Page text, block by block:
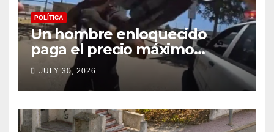
POLÍTICA
Un hombre enloquecido
paga el precio máximo
después de llevar un cuchillo
a un tiroteo con agentes del
condado de Los Ángeles
(VIDEO) * The Gateway
Pundit * por Cullen
JULY 30, 2026